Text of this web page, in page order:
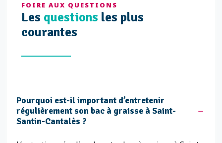
FOIRE AUX QUESTIONS
Les questions les plus
courantes
Pourquoi est-il important d’entretenir
régulièrement son bac à graisse à Saint-
Santin-Cantalès ?